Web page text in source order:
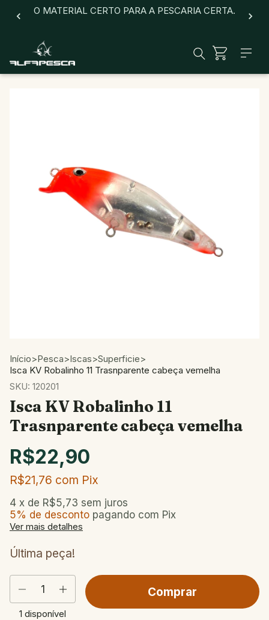
O MATERIAL CERTO PARA A PESCARIA CERTA.
Início>Pesca>Iscas>Superficie>
Isca KV Robalinho 11 Trasnparente cabeça vemelha
SKU: 120201
Isca KV Robalinho 11
Trasnparente cabeça vemelha
R$22,90
R$21,76 com Pix
4 x de R$5,73 sem juros
5% de desconto pagando com Pix
Ver mais detalhes
Última peça!
1 disponível